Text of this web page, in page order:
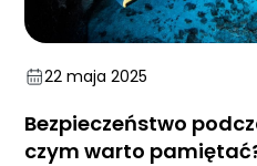
22 maja 2025
Bezpieczeństwo
czym warto